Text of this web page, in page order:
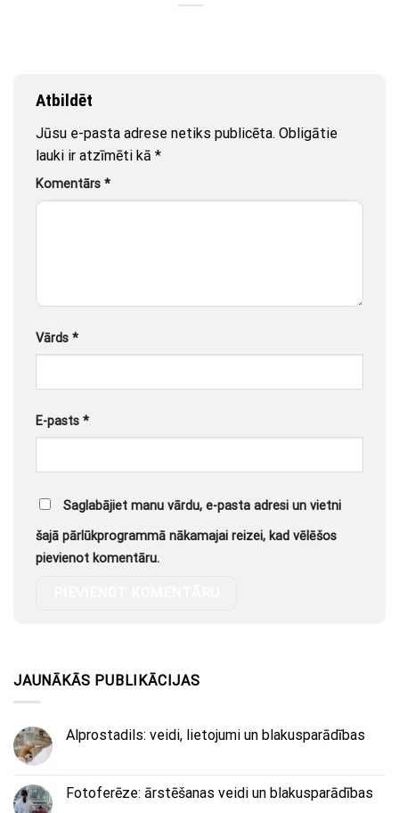
Atbildēt
Jūsu e-pasta adrese netiks publicēta. Obligātie
lauki ir atzīmēti kā *
Komentārs *
Vārds *
E-pasts *
Saglabājiet manu vārdu, e-pasta adresi un vietni
šajā pārlūkprogrammā nākamajai reizei, kad vēlēšos
pievienot komentāru.
JAUNĀKĀS PUBLIKĀCIJAS
Alprostadils: veidi, lietojumi un blakusparādības
Fotoferēze: ārstēšanas veidi un blakusparādības